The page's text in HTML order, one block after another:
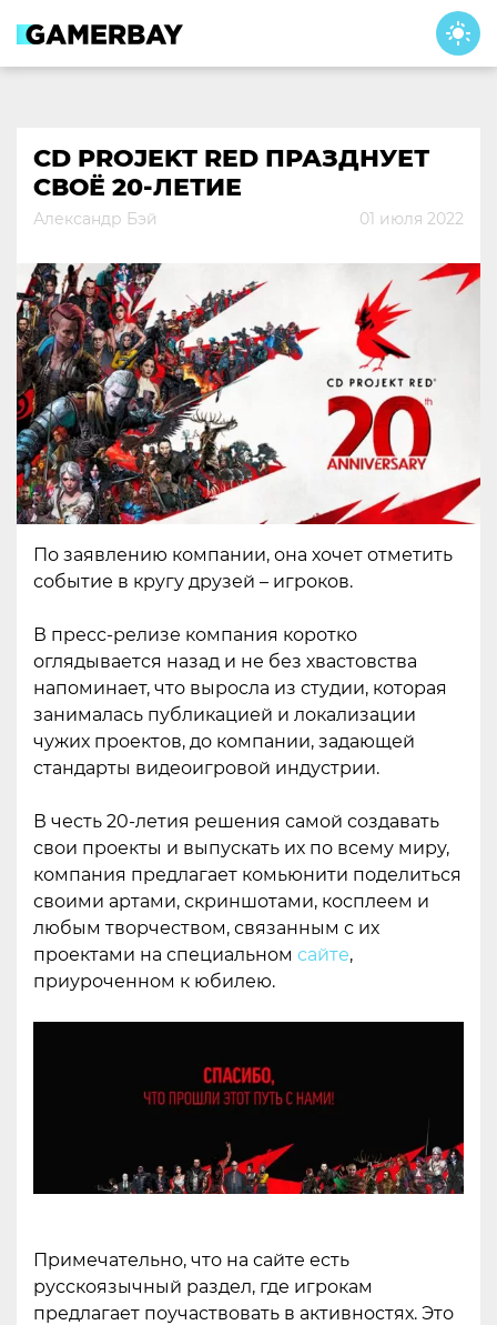
content
CD PROJEKT RED ПРАЗДНУЕТ
СВОЁ 20-ЛЕТИЕ
Александр Бэй 01 июля 2022
По заявлению компании, она хочет отметить
событие в кругу друзей – игроков.
В пресс-релизе компания коротко
оглядывается назад и не без хвастовства
напоминает, что выросла из студии, которая
занималась публикацией и локализации
чужих проектов, до компании, задающей
стандарты видеоигровой индустрии.
В честь 20-летия решения самой создавать
свои проекты и выпускать их по всему миру,
компания предлагает комьюнити поделиться
своими артами, скриншотами, косплеем и
любым творчеством, связанным с их
проектами на специальном сайте,
приуроченном к юбилею.
Примечательно, что на сайте есть
русскоязычный раздел, где игрокам
предлагает поучаствовать в активностях. Это